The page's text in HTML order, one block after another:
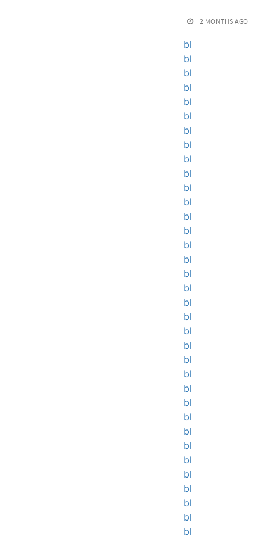
2 MONTHS AGO
bl
bl
bl
bl
bl
bl
bl
bl
bl
bl
bl
bl
bl
bl
bl
bl
bl
bl
bl
bl
bl
bl
bl
bl
bl
bl
bl
bl
bl
bl
bl
bl
bl
bl
bl